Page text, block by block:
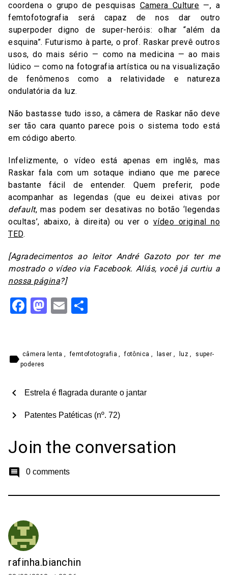
coordena o grupo de pesquisas Camera Culture —, a
femtofotografia será capaz de nos dar outro
superpoder digno de super-heróis: olhar “além da
esquina”. Futurismo à parte, o prof. Raskar prevê outros
usos, do mais sério — como na medicina — ao mais
lúdico — como na fotografia artística ou na visualização
de fenômenos como a relatividade e natureza
ondulatória da luz.
Não bastasse tudo isso, a câmera de Raskar não deve
ser tão cara quanto parece pois o sistema todo está
em código aberto.
Infelizmente, o vídeo está apenas em inglês, mas
Raskar fala com um sotaque indiano que me parece
bastante fácil de entender. Quem preferir, pode
acompanhar as legendas (que eu deixei ativas por
default, mas podem ser desativas no botão ‘legendas
ocultas’, abaixo, à direita) ou ver o vídeo original no
TED.
[Agradecimentos ao leitor André Gazoto por ter me
mostrado o vídeo via Facebook. Aliás, você já curtiu a
nossa página?]
Facebook
Mastodon
Email
label câmera lenta, femtofotografia, fotônica , laser, luz,
super-
poderes
chevron_left Estrela é flagrada durante o jantar
Patentes Patéticas (nº. 72)
chevron_right
Join the conversation
comment 0 comments
rafinha.bianchin